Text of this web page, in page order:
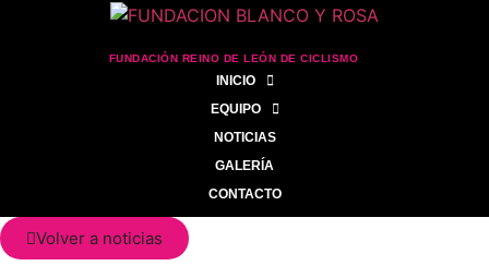
FUNDACIÓN REINO DE LEÓN DE CICLISMO
INICIO
EQUIPO
NOTICIAS
GALERÍA
CONTACTO
Volver a noticias